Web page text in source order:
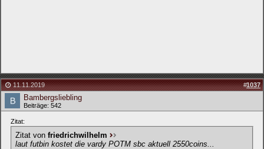
11.11.2019 #1037
Bambergsliebling
Beiträge: 542
Zitat:
Zitat von friedrichwilhelm
laut futbin kostet die vardy POTM sbc aktuell 2550coins...